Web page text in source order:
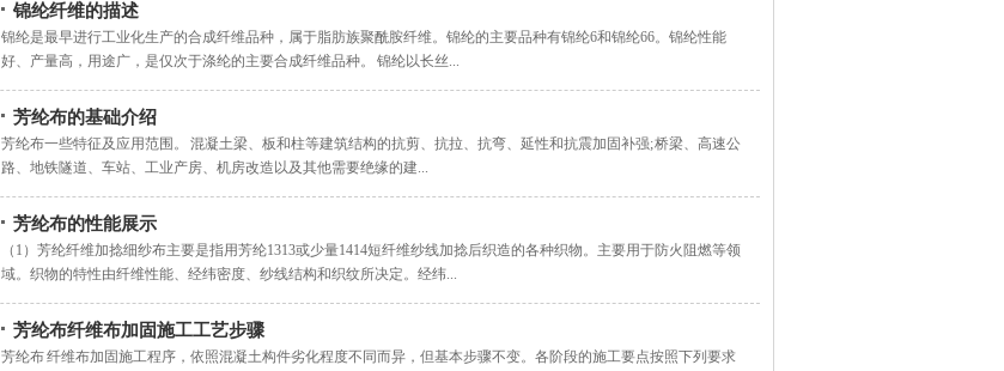
锦纶纤维的描述
锦纶是最早进行工业化生产的合成纤维品种，属于脂肪族聚酰胺纤维。锦纶的主要品种有锦纶6和锦纶66。锦纶性能
好、产量高，用途广，是仅次于涤纶的主要合成纤维品种。 锦纶以长丝...
芳纶布的基础介绍
芳纶布一些特征及应用范围。 混凝土梁、板和柱等建筑结构的抗剪、抗拉、抗弯、延性和抗震加固补强; 桥梁、高速公
路、地铁隧道、车站、工业产房、机房改造以及其他需要绝缘的建...
芳纶布的性能展示
（1）芳纶纤维加捻细纱布主要是指用芳纶1313或少量1414短纤维纱线加捻后织造的各种织物。主要用于防火阻燃等领
域。织物的特性由纤维性能、经纬密度、纱线结构和织纹所决定。经纬...
芳纶布纤维布加固施工工艺步骤
芳纶布 纤维布加固施工程序，依照混凝土构件劣化程度不同而异，但基本步骤不变。各阶段的施工要点按照下列要求